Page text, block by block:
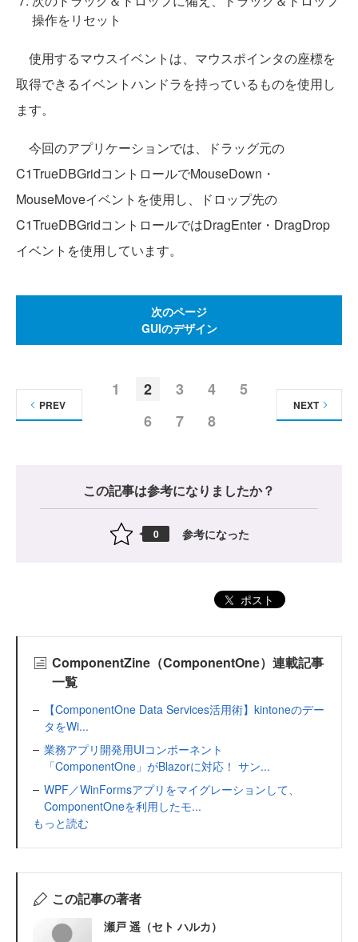
操作をリセット
使用するマウスイベントは、マウスポインタの座標を
取得できるイベントハンドラを持っているものを使用し
ます。
今回のアプリケーションでは、ドラッグ元の
C1TrueDBGridコントロールでMouseDown・
MouseMoveイベントを使用し、ドロップ先の
C1TrueDBGridコントロールではDragEnter・DragDrop
イベントを使用しています。
次のページ
GUIのデザイン
1 2 3 4
5
6
7 8
PREV NEXT
この記事は参考になりましたか？
0 参考になった
ポスト
ComponentZine（ComponentOne）連載記事
一覧
【ComponentOne Data Services活用術】kintoneのデー
タをWi...
業務アプリ開発用UIコンポーネント
「ComponentOne」がBlazorに対応！ サン...
WPF／WinFormsアプリをマイグレーションして、
ComponentOneを利用したモ...
もっと読む
この記事の著者
瀬戸 遥（セト ハルカ）